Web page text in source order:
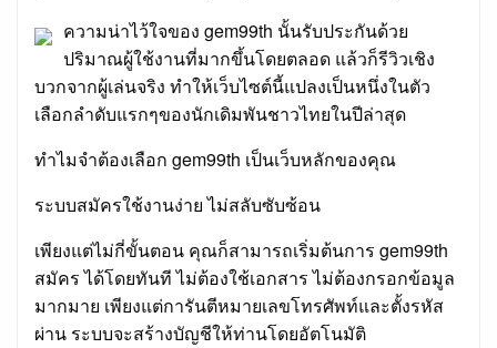
ความน่าไว้ใจของ gem99th นั้นรับประกันด้วย
ปริมาณผู้ใช้งานที่มากขึ้นโดยตลอด แล้วก็รีวิวเชิง
บวกจากผู้เล่นจริง ทำให้เว็บไซต์นี้แปลงเป็นหนึ่งในตัว
เลือกลำดับแรกๆของนักเดิมพันชาวไทยในปีล่าสุด
ทำไมจำต้องเลือก gem99th เป็นเว็บหลักของคุณ
ระบบสมัครใช้งานง่าย ไม่สลับซับซ้อน
เพียงแต่ไม่กี่ขั้นตอน คุณก็สามารถเริ่มต้นการ gem99th
สมัคร ได้โดยทันที ไม่ต้องใช้เอกสาร ไม่ต้องกรอกข้อมูล
มากมาย เพียงแต่การันตีหมายเลขโทรศัพท์และตั้งรหัส
ผ่าน ระบบจะสร้างบัญชีให้ท่านโดยอัตโนมัติ